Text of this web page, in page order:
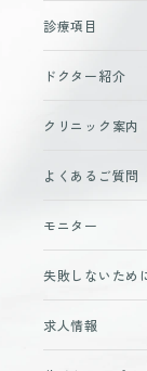
診療項目
ドクター紹介
クリニック案内
よくあるご質問
モニター
失敗しないため
求人情報